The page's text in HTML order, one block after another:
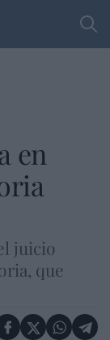
en
juicio
que